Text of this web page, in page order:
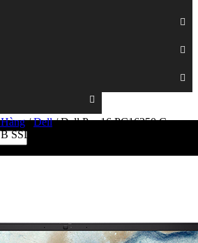
/Dell/Dell Pro 16 PC16250 Core
SSD 512GB 16 inch FHD+ Windows